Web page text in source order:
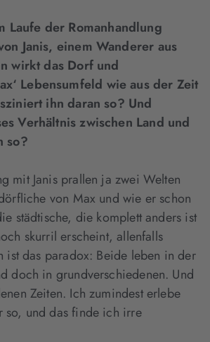
Laufe der Romanhandlung
Janis, einem Wanderer aus
wirkt das Dorf und
Lebensumfeld wie aus der Zeit
ihn daran so? Und
Verhältnis zwischen Land und
so?
mit Janis prallen ja zwei Welten
von Max und wie er schon
städtische, die komplett anders ist
skurril erscheint, allenfalls
ist das paradox: Beide leben in der
doch in grundverschiedenen. Und
Zeiten. Ich zumindest erlebe
so, und das finde ich irre